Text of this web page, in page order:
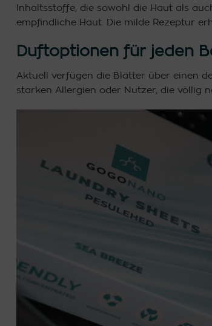
Inhaltsstoffe, die sowohl die Haut als
empfindliche Haut. Die milde Rezeptur
Duftoptionen für jeden
Aktuell verfügen die Blätter über einen
starken Allergien oder Nutzer, die völlig